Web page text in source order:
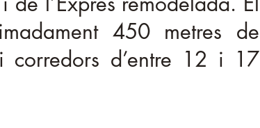
450 metres de
corredors d’entre 12 i 17